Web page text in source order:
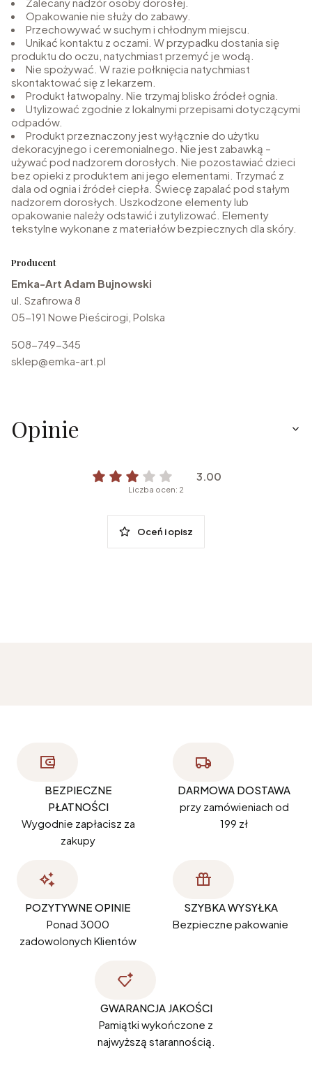
Zalecany nadzór osoby dorosłej.
Opakowanie nie służy do zabawy.
Przechowywać w suchym i chłodnym miejscu.
Unikać kontaktu z oczami. W przypadku dostania się
produktu do oczu, natychmiast przemyć je wodą.
Nie spożywać. W razie połknięcia natychmiast
skontaktować się z lekarzem.
Produkt łatwopalny. Nie trzymaj blisko źródeł ognia.
Utylizować zgodnie z lokalnymi przepisami dotyczącymi
odpadów.
Produkt przeznaczony jest wyłącznie do użytku
dekoracyjnego i ceremonialnego. Nie jest zabawką –
używać pod nadzorem dorosłych. Nie pozostawiać dzieci
bez opieki z produktem ani jego elementami. Trzymać z
dala od ognia i źródeł ciepła. Świecę zapalać pod stałym
nadzorem dorosłych. Uszkodzone elementy lub
opakowanie należy odstawić i zutylizować. Elementy
tekstylne wykonane z materiałów bezpiecznych dla skóry.
Producent
Emka-Art Adam Bujnowski
ul. Szafirowa 8
05-191 Nowe Pieścirogi, Polska
508-749-345
sklep@emka-art.pl
Opinie
3.00
Liczba ocen: 2
Oceń i opisz
BEZPIECZNE
PŁATNOŚCI
Wygodnie zapłacisz za
zakupy
DARMOWA DOSTAWA
przy zamówieniach od
199 zł
POZYTYWNE OPINIE
Ponad 3000
zadowolonych Klientów
SZYBKA WYSYŁKA
Bezpieczne pakowanie
GWARANCJA JAKOŚCI
Pamiątki wykończone z
najwyższą starannością.